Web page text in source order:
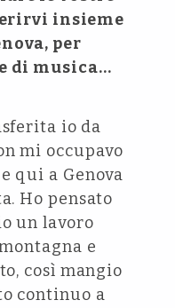
insieme
per
di musica…
io da
mi occupavo
qui a Genova
Ho pensato
un lavoro
e
così mangio
continuo a